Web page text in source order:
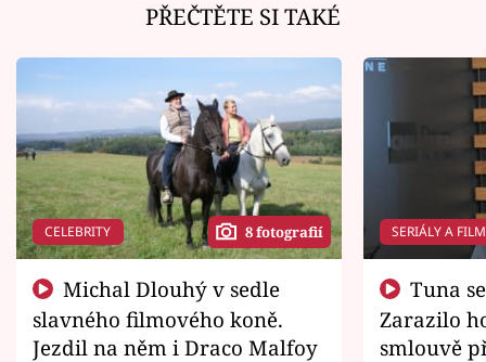
PŘEČTĚTE SI TAKÉ
CELEBRITY 8 fotografií
slavného filmového koně.
Jezdil na něm i Draco Malfoy
SERIÁLY A
Zarazilo
smlouvě